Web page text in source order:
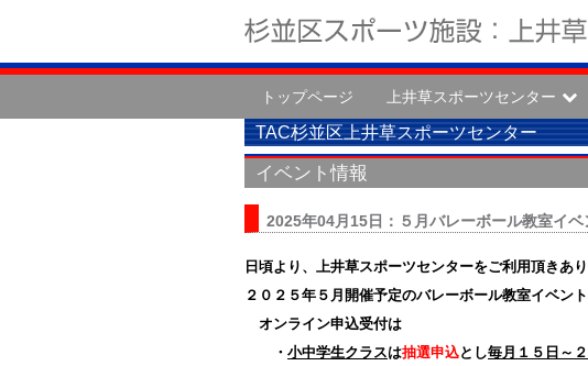
トップページ 上井草スポーツセンター
TAC杉並区上井草スポーツセンター
イベント情報
2025年04月15日：５月バレーボール教室イベ
日頃より、上井草スポーツセンターをご利用頂きあ
２０２５年５月開催予定のバレーボール教室イベント
オンライン申込受付は
・ 小中学生クラスは抽選申込とし毎月１５日～